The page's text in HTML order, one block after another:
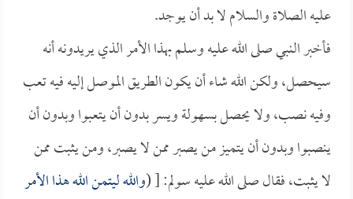
عليه الصلاة والسلام لا بد أن يوجد.
فأخبر النبي صلى الله عليه وسلم بهذا الأمر الذي يريدونه أنه
سيحصل، ولكن الله شاء أن يكون الطريق الموصل إليه فيه تعب
وفيه نصب، ولا يحصل بسهولة ويسر بدون أن يتعبوا وبدون أن
ينصبوا وبدون أن يتميز من يصبر ممن لا يصبر، ومن يثبت ممن
لا يثبت، فقال صلى الله عليه سولم: [ (والله ليتمن الله هذا الأمر